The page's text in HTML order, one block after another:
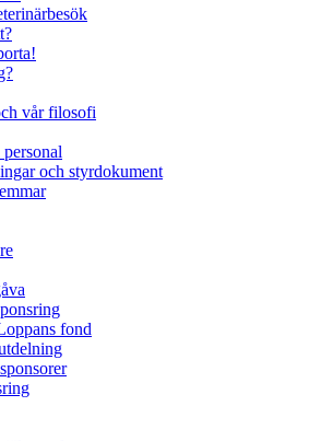
vår filosofi
och styrdokument
fond